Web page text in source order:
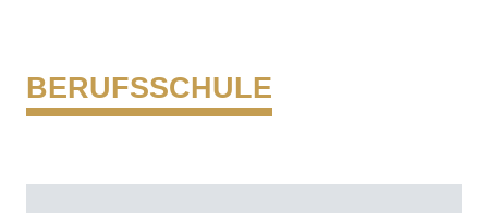
BERUFSSCHULE